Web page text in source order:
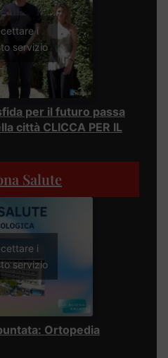
i
servizio
per il futuro passa
città CLICCA PER IL
Salute
i
servizio
Ortopedia